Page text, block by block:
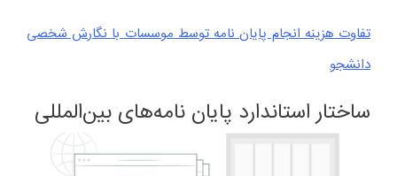
تفاوت هزینه انجام پایان نامه توسط موسسات با نگارش شخصی
دانشجو
ساختار استاندارد پایان نامه‌های بین‌المللی